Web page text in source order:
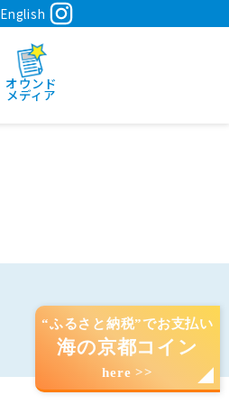
English
オウンド
メディア
“ふるさと納税”でお支払い
海の京都コイン
here >>